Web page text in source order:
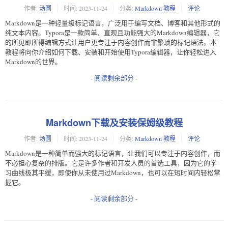
作者: 汤圆 时间: 2023-11-24 分类: Markdown 教程 评论
Markdown是一种轻量级标记语言，广泛用于编写文档、博客和其他形式的
纯文本内容。Typora是一款简单、直观且功能强大的Markdown编辑器，它
的所见即所得编辑方式让用户更专注于内容创作而非繁琐的标记语法。本
教程将向你介绍如何下载、安装和开始使用Typora编辑器，让你轻松进入
Markdown的世界。
- 阅读剩余部分 -
Markdown下载及安装保姆级教程
作者: 汤圆 时间: 2023-11-24 分类: Markdown 教程 评论
Markdown是一种简单而强大的标记语言，让我们可以专注于内容创作，而
不必担心复杂的排版。它是许多作者和开发人员的首选工具，因为它的学
习曲线极其平缓，即使你从未使用过Markdown，也可以在短时间内轻松掌
握它。
- 阅读剩余部分 -